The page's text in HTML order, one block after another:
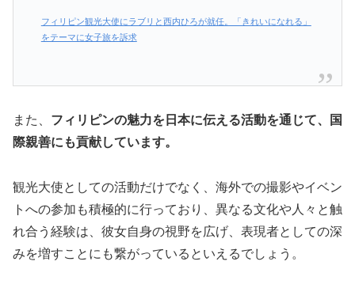
フィリピン観光大使にラブリと西内ひろが就任。「きれいになれる」
をテーマに女子旅を訴求
また、 フィリピンの魅力を日本に伝える活動を通じて、国
際親善にも貢献しています。
観光大使としての活動だけでなく、海外での撮影やイベン
トへの参加も積極的に行っており、異なる文化や人々と触
れ合う経験は、彼女自身の視野を広げ、表現者としての深
みを増すことにも繋がっているといえるでしょう。